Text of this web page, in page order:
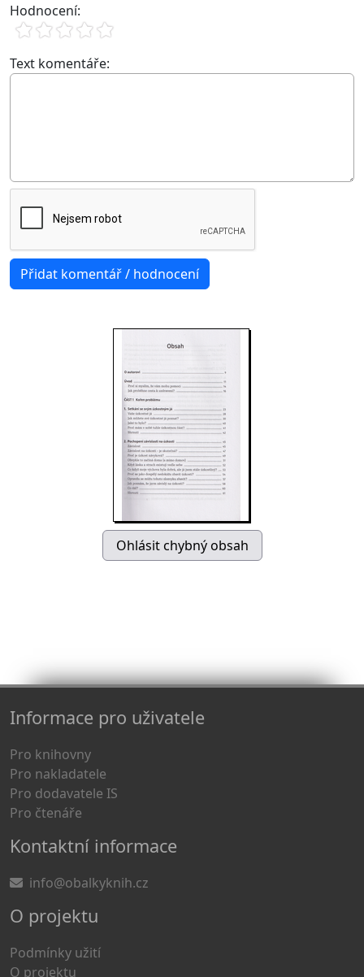
Hodnocení:
Text komentáře:
Informace pro uživatele
Pro knihovny
Pro nakladatele
Pro dodavatele IS
Pro čtenáře
Kontaktní informace
info@obalkyknih.cz
O projektu
Podmínky užití
O projektu